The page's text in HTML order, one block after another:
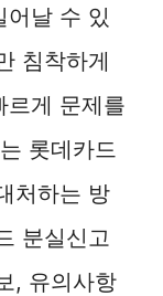
어날 수 있
침착하게
르게 문제를
롯데카드
처하는 방
분실신고
, 유의사항